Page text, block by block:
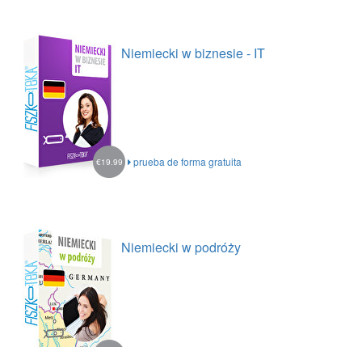
Niemiecki w biznesie - IT
prueba de forma gratuita
€19.99
Niemiecki w podróży